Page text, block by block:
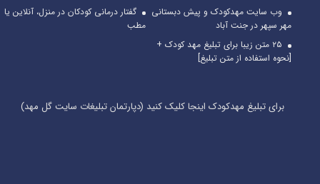
وب سایت مهدکودک و پیش دبستانی
مهر سپهر در جنت آباد
گفتار درمانی کودکان در منزل، آنلاین یا
مطب
۲۵ متن زیبا برای تبلیغ مهد کودک +
[نحوه استفاده از متن تبلیغ]
برای تبلیغ مهدکودک اینجا کلیک کنید (دپارتمان تبلیغات سایت گل مهد)